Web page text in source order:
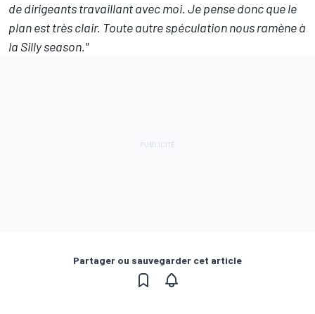
de dirigeants travaillant avec moi. Je pense donc que le
plan est très clair. Toute autre spéculation nous ramène à
la Silly season."
Partager ou sauvegarder cet article